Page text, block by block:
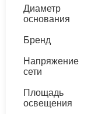
Диаметр
основания
Бренд
Напряжение
сети
Площадь
освещения